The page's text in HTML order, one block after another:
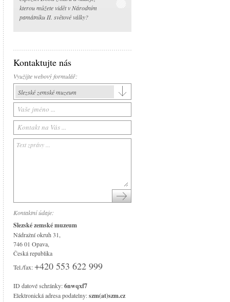
kterou můžete vidět v Národním
památníku II. světové války?
Kontaktujte nás
Využijte webový formulář:
Slezské zemské muzeum
Slezské zemské muzeum
Historická výstavní budova
Arboretum Nový Dvůr
Národní památník II. světové války
Kontaktní údaje:
Slezské zemské muzeum
Nádražní okruh 31,
746 01 Opava,
Česká republika
Tel./fax:+420 553 622 999
ID datové schránky:6nwqxf7
Elektronická adresa podatelny:szm(at)szm.cz